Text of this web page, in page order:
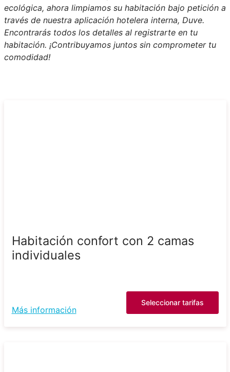
ecológica, ahora limpiamos su habitación bajo petición a
través de nuestra aplicación hotelera interna, Duve.
Encontrarás todos los detalles al registrarte en tu
habitación. ¡Contribuyamos juntos sin comprometer tu
comodidad!
Habitación confort con 2 camas
individuales
Más información
Seleccionar tarifas